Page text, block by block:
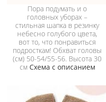
Пора подумать и о
головных уборах –
стильная шапка в резинку
небесно голубого цвета,
вот то, что понравиться
подросткам! Обхват головы
(см) 50-54/55-56. Высота 30
см Схема с описанием